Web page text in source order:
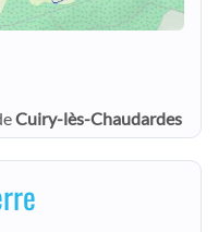
Cuiry-lès-Chaudardes